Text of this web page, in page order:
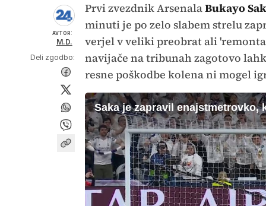
AVTOR:
M.D.
Deli zgodbo:
Prvi zvezdnik ArsenalaBukayo
minuti je po zelo slabem strelu
verjel v veliki preobrat ali
navijače na tribunah zagotovo
resne poškodbe kolena ni mogel
Saka je zapravil enajstmetrovko,